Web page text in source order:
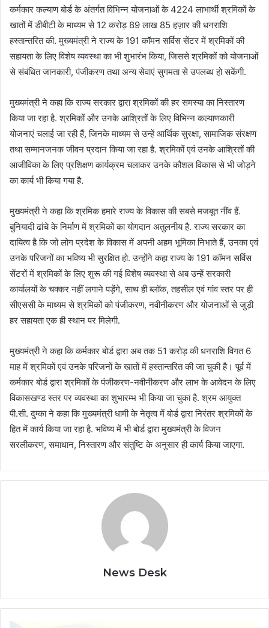
कर्मकार कल्याण बोर्ड के अंतर्गत विभिन्न योजनाओं के 4224 लाभार्थी श्रमिकों के
खातों में डीबीटी के माध्यम से 12 करोड़ 89 लाख 85 हज़ार की धनराशि
हस्तान्तरित की. मुख्यमंत्री ने राज्य के 191 कॉमन सर्विस सेंटर में श्रमिकों की
सहायता के लिए विशेष व्यवस्था का भी शुभारंभ किया, जिससे श्रमिकों को योजनाओं
से संबंधित जानकारी, पंजीकरण तथा अन्य सेवाएं सुगमता से उपलब्ध हो सकेंगी.
मुख्यमंत्री ने कहा कि राज्य सरकार द्वारा श्रमिकों की हर समस्या का निस्तारण
किया जा रहा है. श्रमिकों और उनके आश्रितों के लिए विभिन्न कल्याणकारी
योजनाएं चलाई जा रही हैं, जिनके माध्यम से उन्हें आर्थिक सुरक्षा, सामाजिक संरक्षण
तथा सम्मानजनक जीवन प्रदान किया जा रहा है. श्रमिकों एवं उनके आश्रितों की
आजीविका के लिए प्रशिक्षण कार्यक्रम चलाकर उनके कौशल विकास से भी जोड़ने
का कार्य भी किया गया है.
मुख्यमंत्री ने कहा कि श्रमिक हमारे राज्य के विकास की सबसे मजबूत नींव हैं.
बुनियादी ढांचे के निर्माण में श्रमिकों का योगदान अतुलनीय है. राज्य सरकार का
दायित्व है कि जो लोग प्रदेश के विकास में अपनी अहम भूमिका निभाते हैं, उनका एवं
उनके परिजनों का भविष्य भी सुरक्षित हो. उन्होंने कहा राज्य के 191 कॉमन सर्विस
सेंटरों में श्रमिकों के लिए शुरू की गई विशेष व्यवस्था से अब उन्हें सरकारी
कार्यालयों के चक्कर नहीं लगाने पड़ेंगे, साथ ही ब्लॉक, तहसील एवं गांव स्तर पर ही
सीएससी के माध्यम से श्रमिकों को पंजीकरण, नवीनीकरण और योजनाओं से जुड़ी
हर सहायता एक ही स्थान पर मिलेगी.
मुख्यमंत्री ने कहा कि कर्मकार बोर्ड द्वारा अब तक 51 करोड़ की धनराशि विगत 6
माह में श्रमिकों एवं उनके परिजनों के खातों में हस्तान्तरित की जा चुकी है। पूर्व में
कर्मकार बोर्ड द्वारा श्रमिकों के पंजीकरण-नवीनीकरण और लाभ के आवेदन के लिए
विकासखण्ड स्तर पर व्यवस्था का शुभारम्भ भी किया जा चुका है. श्रम आयुक्त
पी.सी. दुम्का ने कहा कि मुख्यमंत्री धामी के नेतृत्व में बोर्ड द्वारा निरंतर श्रमिकों के
हित में कार्य किया जा रहा है. भविष्य में भी बोर्ड द्वारा मुख्यमंत्री के विजन
सरलीकरण, समाधान, निस्तारण और संतुष्टि के अनुसार ही कार्य किया जाएगा.
News Desk